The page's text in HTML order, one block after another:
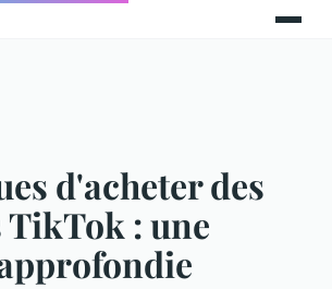
d'acheter des
TikTok : une